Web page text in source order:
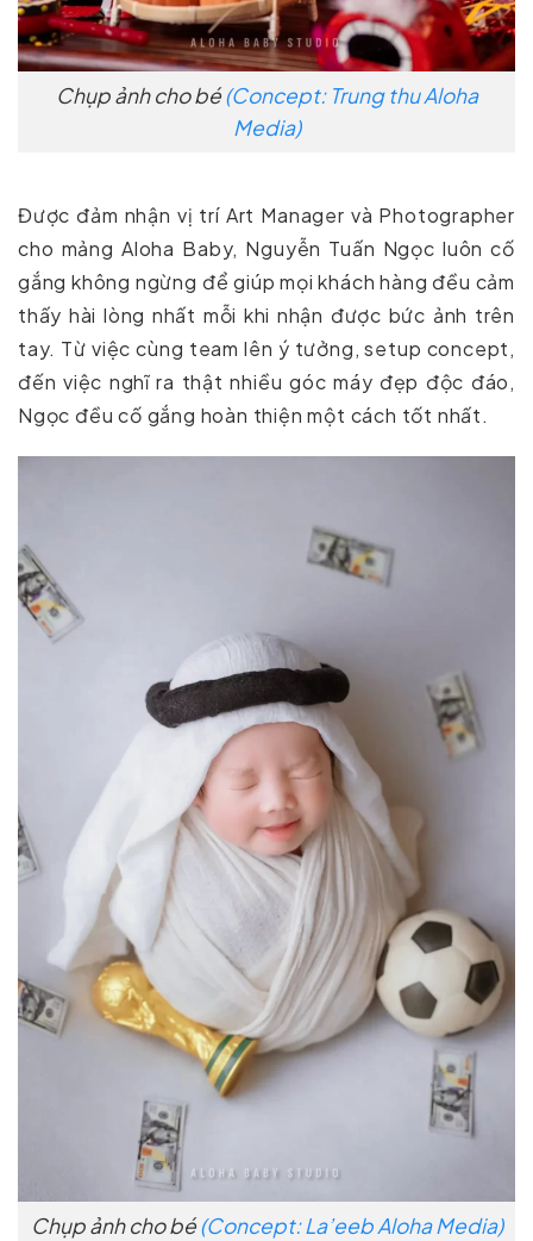
Chụp ảnh cho bé(Concept: Trung thu Aloha
Media)
Được đảm nhận vị trí Art Manager và Photographer
cho mảng Aloha Baby, Nguyễn Tuấn Ngọc luôn cố
gắng không ngừng để giúp mọi khách hàng đều cảm
thấy hài lòng nhất mỗi khi nhận được bức ảnh trên
tay. Từ việc cùng team lên ý tưởng, setup concept,
đến việc nghĩ ra thật nhiều góc máy đẹp độc đáo,
Ngọc đều cố gắng hoàn thiện một cách tốt nhất.
Chụp ảnh cho bé(Concept: La’eeb Aloha Media)